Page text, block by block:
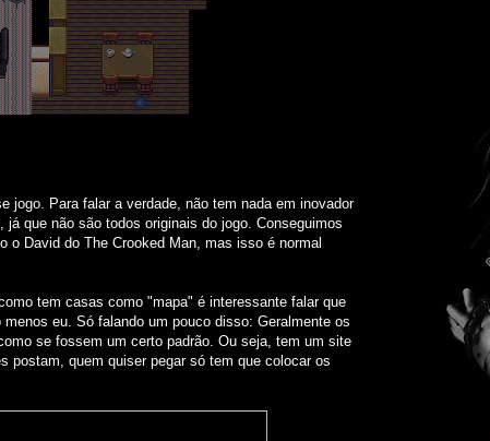
jogo. Para falar a verdade, não tem nada em inovador
que não são todos originais do jogo. Conseguimos
o David do The Crooked Man, mas isso é normal
tem casas como "mapa" é interessante falar que
eu. Só falando um pouco disso: Geralmente os
se fossem um certo padrão. Ou seja, tem um site
postam, quem quiser pegar só tem que colocar os